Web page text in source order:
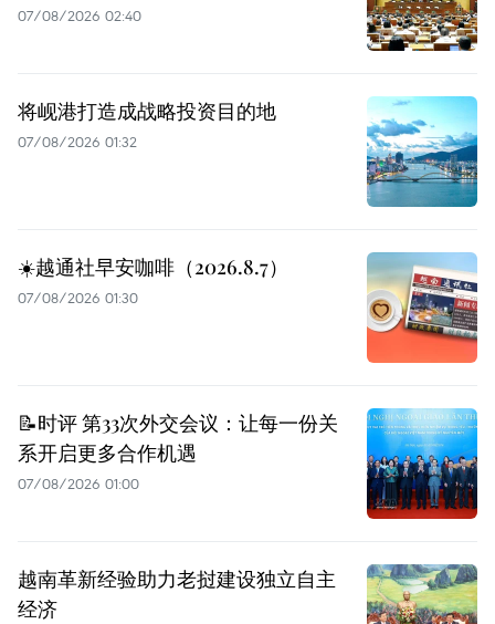
07/08/2026 02:40
将岘港打造成战略投资目的地
07/08/2026 01:32
☀️越通社早安咖啡（2026.8.7）
07/08/2026 01:30
📝时评 第33次外交会议：让每一份关
系开启更多合作机遇
07/08/2026 01:00
越南革新经验助力老挝建设独立自主
经济